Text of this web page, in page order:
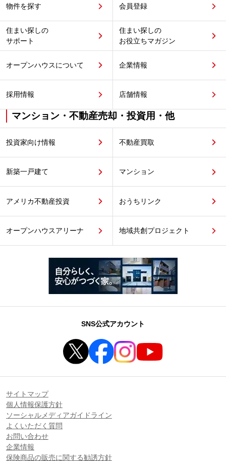
物件を探す 会員登録
住まい探しの
サポート
住まい探しの
お役立ちマガジン
オープンハウスについて 企業情報
採用情報 店舗情報
マンション・不動産売却・投資用・他
投資家向け情報 不動産買取
新築一戸建て マンション
アメリカ不動産投資 おうちリンク
オープンハウスアリーナ 地域共創プロジェクト
SNS公式アカウント
サイトマップ
個人情報保護方針
ソーシャルメディアガイドライン
よくいただく質問
お問い合わせ
企業情報
保険商品の販売に関する勧誘方針